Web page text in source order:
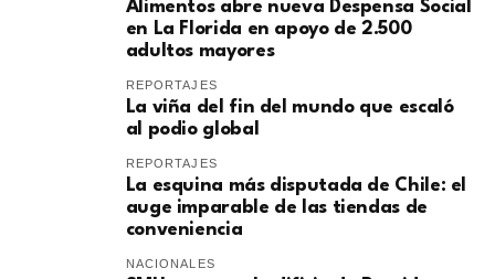
Alimentos abre nueva Despensa Social
en La Florida en apoyo de 2.500
adultos mayores
REPORTAJES
La viña del fin del mundo que escaló
al podio global
REPORTAJES
La esquina más disputada de Chile: el
auge imparable de las tiendas de
conveniencia
NACIONALES